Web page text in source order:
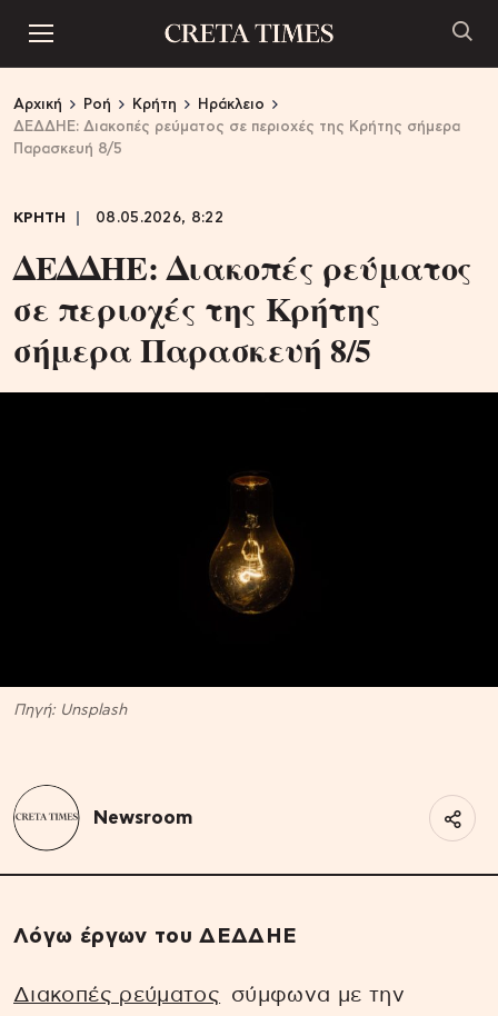
Αρχική Ροή Κρήτη
Ηράκλειο
ΔΕΔΔΗΕ: Διακοπές ρεύματος σε περιοχές της Κρήτης σήμερα
Παρασκευή 8/5
ΚΡΗΤΗ 08.05.2026, 8:22
ΔΕΔΔΗΕ: Διακοπές ρεύματος
σε περιοχές της Κρήτης
σήμερα Παρασκευή 8/5
Πηγή: Unsplash
Newsroom
Λόγω έργων του ΔΕΔΔΗΕ
Διακοπές ρεύματος σύμφωνα με την